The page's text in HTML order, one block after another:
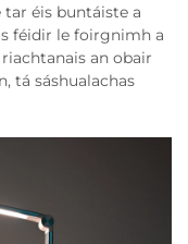
éis buntáiste a
féidir le foirgnimh a
an obair
tá sáshualachas